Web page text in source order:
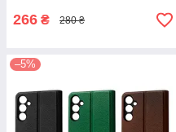
266 ₴ 280 ₴
–5%